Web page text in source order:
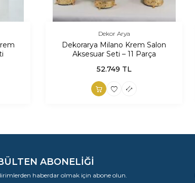
Dekor Arya
Dekorarya Milano Krem Salon
Aksesuar Seti – 11 Parça
52.749 TL
ABONELİĞİ
haberdar olmak için abone olun.